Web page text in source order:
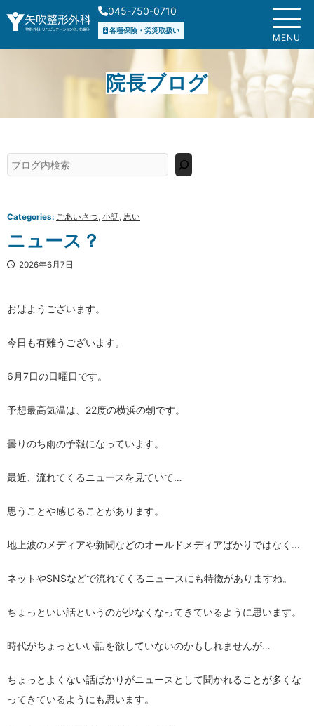
容
ス
045-750-0710
各種保険・労災取扱い
MENU
院長ブログ
検
索
Categories: ごあいさつ, 小話, 思い
ニュース？
2026年6月7日
おはようございます。
今日も有難うございます。
6月7日の日曜日です。
予想最高気温は、22度の横浜の朝です。
曇りのち雨の予報になっています。
最近、流れてくるニュースを見ていて…
思うことや感じることがあります。
地上波のメディアや新聞などのオールドメディアばかりではなく…
ネットやSNSなどで流れてくるニュースにも特徴がありますね。
ちょっといい話というのが少なくなってきているように思います。
時代がちょっといい話を欲していないのかもしれませんが…
ちょっとよくない話ばかりがニュースとして聞かれることが多くな
ってきているようにも思います。